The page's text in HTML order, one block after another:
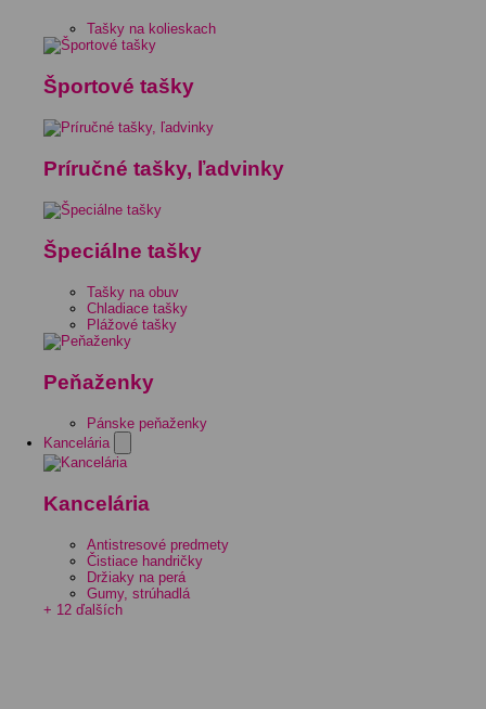
Tašky na kolieskach
Športové tašky
Príručné tašky, ľadvinky
Špeciálne tašky
Tašky na obuv
Chladiace tašky
Plážové tašky
Peňaženky
Pánske peňaženky
Kancelária
Kancelária
Antistresové predmety
Čistiace handričky
Držiaky na perá
Gumy, strúhadlá
+ 12 ďalších